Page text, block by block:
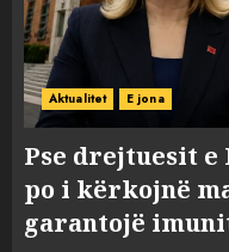
Aktualitet E jona
Pse drejtuesit e
po i kërkojnë
garantojë